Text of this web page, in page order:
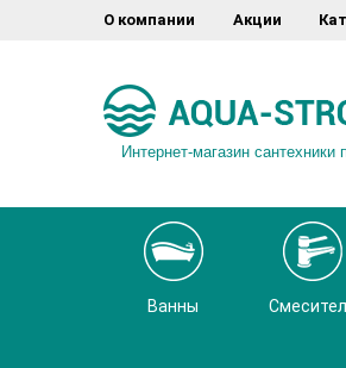
О компании Акции
Интернет-магазин сантехники
Ванны